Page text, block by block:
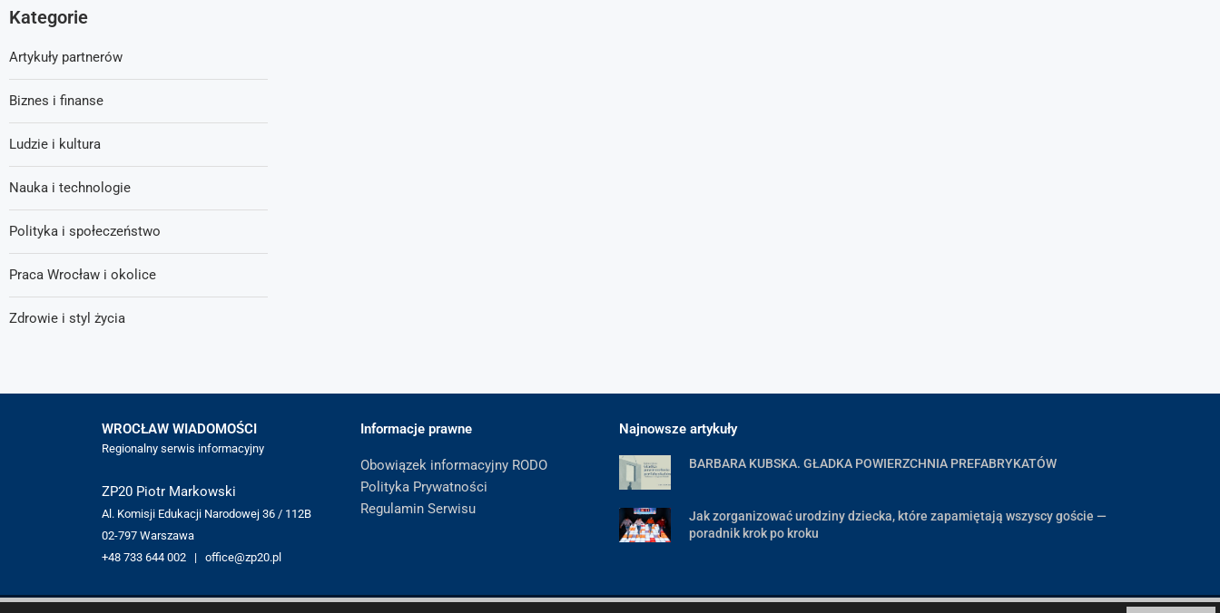
Kategorie
Artykuły partnerów
Biznes i finanse
Ludzie i kultura
Nauka i technologie
Polityka i społeczeństwo
Praca Wrocław i okolice
Zdrowie i styl życia
WROCŁAW WIADOMOŚCI
Regionalny serwis informacyjny
ZP20 Piotr Markowski
Al. Komisji Edukacji Narodowej 36 / 112B
02-797 Warszawa
+48 733 644 002 | office@zp20.pl
Informacje prawne
Obowiązek informacyjny RODO
Polityka Prywatności
Regulamin Serwisu
Najnowsze artykuły
BARBARA KUBSKA. GŁADKA POWIERZCHNIA PREFABRYKATÓW
Jak zorganizować urodziny dziecka, które zapamiętają wszyscy goście —
poradnik krok po kroku